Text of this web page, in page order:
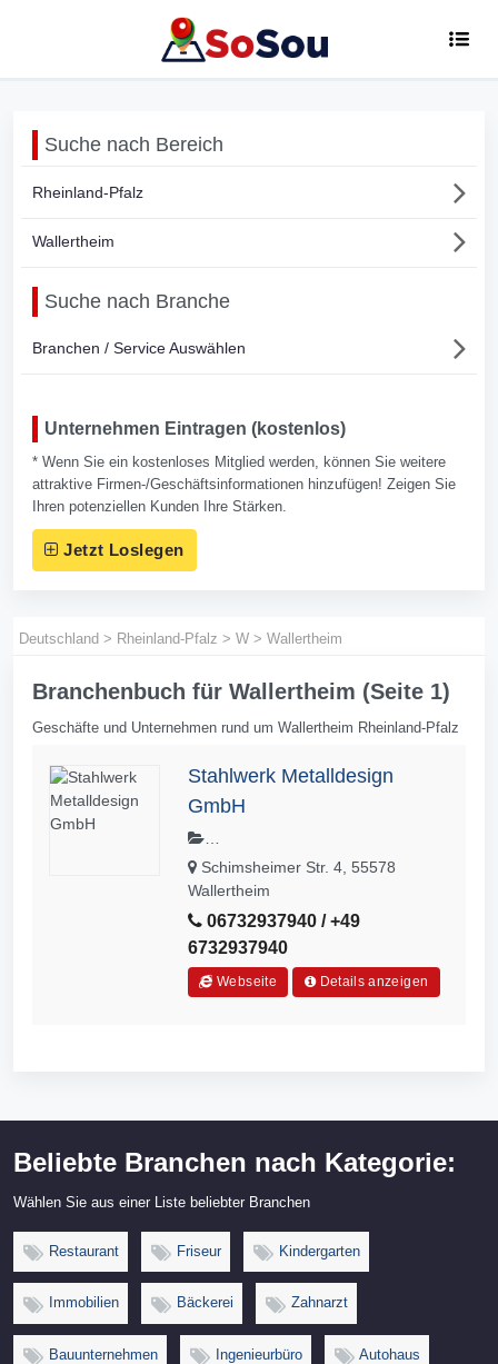
Suche nach Bereich
Rheinland-Pfalz
Wallertheim
Suche nach Branche
Branchen / Service Auswählen
Unternehmen Eintragen (kostenlos)
* Wenn Sie ein kostenloses Mitglied werden, können Sie weitere
attraktive Firmen-/Geschäftsinformationen hinzufügen! Zeigen Sie
Ihren potenziellen Kunden Ihre Stärken.
Jetzt Loslegen
Deutschland > Rheinland-Pfalz > W > Wallertheim
Branchenbuch für Wallertheim (Seite 1)
Geschäfte und Unternehmen rund um Wallertheim Rheinland-Pfalz
Stahlwerk Metalldesign
GmbH
Balkone,Balkongeländer,Carports,Ed
elstahl,Terrassenüberdachungen,Son
ies,Lamellendach
Schimsheimer Str. 4, 55578
Wallertheim
06732937940 / +49
6732937940
Webseite Details anzeigen
Beliebte Branchen nach Kategorie:
Wählen Sie aus einer Liste beliebter Branchen
Restaurant Friseur Kindergarten
Immobilien Bäckerei Zahnarzt
Bauunternehmen Ingenieurbüro Autohaus